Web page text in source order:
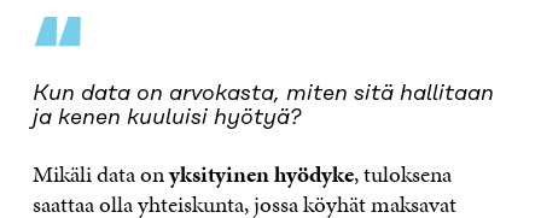
“
Kun data on arvokasta, miten sitä hallitaan
ja kenen kuuluisi hyötyä?
Mikäli data onyksityinen hyödyke, tuloksena
saattaa olla yhteiskunta, jossa köyhät maksavat